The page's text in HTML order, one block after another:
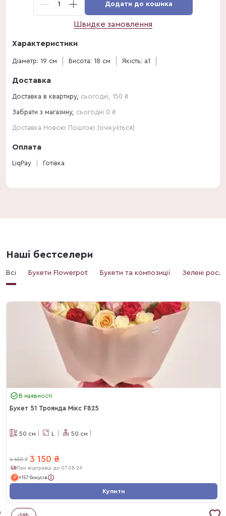
1 Додати до кошика
Швидке замовлення
Характеристики
Діаметр: 19 см Висота: 18 см Якість: a1
Доставка
Доставка в квартиру, сьогодні 150 ₴
Забрати з магазину, сьогодні 0 ₴
Доставка Новою Поштою (очікується)
Оплата
LiqPay Готівка
Наші бестселери
Всі Букети Flowerpot Букети та композиції Зелені
В наявності
Букет 51 Троянда Мікс F825
50 см L 50 см
4 450 ₴ 3 150 ₴
При відправці до 07.08.26
+157 бонусів
Купити